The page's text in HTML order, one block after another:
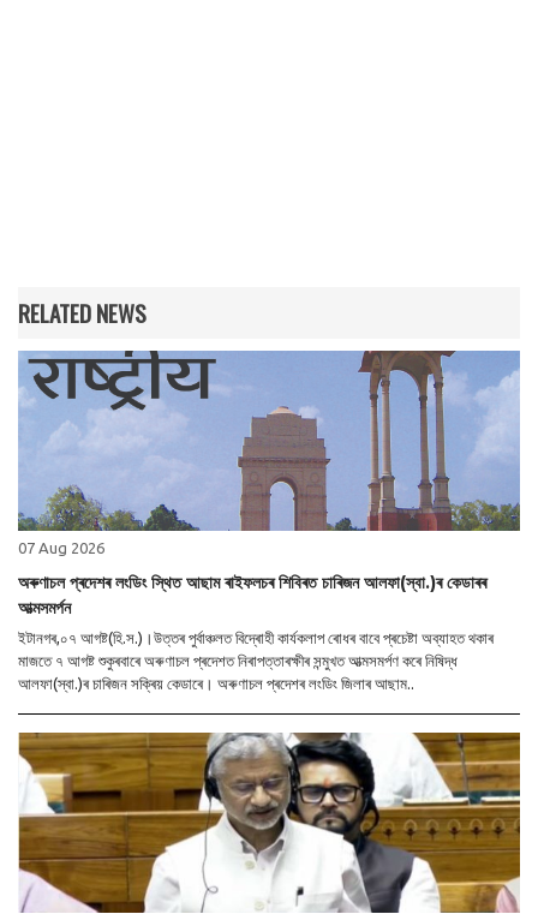
RELATED NEWS
07 Aug 2026
অৰুণাচল প্ৰদেশৰ লংডিং স্থিত আছাম ৰাইফলচৰ শিবিৰত চাৰিজন আলফা(স্বা.)ৰ কেডাৰৰ
আত্মসমৰ্পন
ইটানগৰ,০৭ আগষ্ট(হি.স.)।উত্তৰ পুৰ্বাঞ্চলত বিদ্ৰোহী কাৰ্যকলাপ ৰোধৰ বাবে প্ৰচেষ্টা অব্যাহত থকাৰ
মাজতে ৭ আগষ্ট শুকুৰবাৰে অৰুণাচল প্ৰদেশত নিৰাপত্তাৰক্ষীৰ সন্মুখত আত্মসমৰ্পণ কৰে নিষিদ্ধ
আলফা(স্বা.)ৰ চাৰিজন সক্ৰিয় কেডাৰে। অৰুণাচল প্ৰদেশৰ লংডিং জিলাৰ আছাম..